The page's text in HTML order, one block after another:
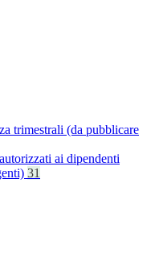
trimestrali (da pubblicare
ai dipendenti
31